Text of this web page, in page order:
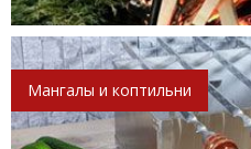
Мангалы и коптильни